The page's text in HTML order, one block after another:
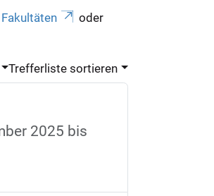
Fakultäten
oder
Trefferliste sortieren
2025 bis